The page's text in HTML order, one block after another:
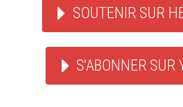
SOUTENIR SUR
S'ABONNER SUR